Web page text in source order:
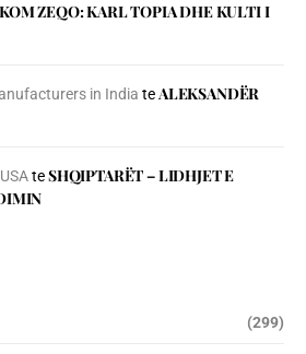
ZEQO: KARL TOPIA DHE KULTI I
in India teALEKSANDËR
teSHQIPTARËT – LIDHJET E
(299)